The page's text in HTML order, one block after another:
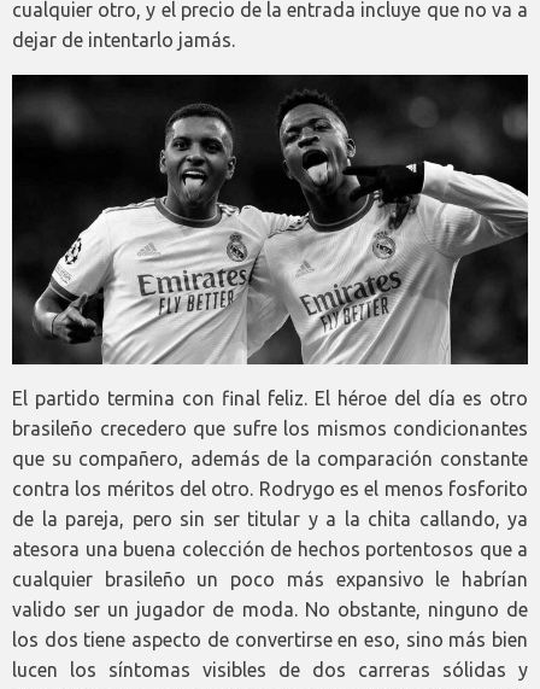
cualquier otro, y el precio de la entrada incluye que no va a
dejar de intentarlo jamás.
El partido termina con final feliz. El héroe del día es otro
brasileño crecedero que sufre los mismos condicionantes
que su compañero, además de la comparación constante
contra los méritos del otro. Rodrygo es el menos fosforito
de la pareja, pero sin ser titular y a la chita callando, ya
atesora una buena colección de hechos portentosos que a
cualquier brasileño un poco más expansivo le habrían
valido ser un jugador de moda. No obstante, ninguno de
los dos tiene aspecto de convertirse en eso, sino más bien
lucen los síntomas visibles de dos carreras sólidas y